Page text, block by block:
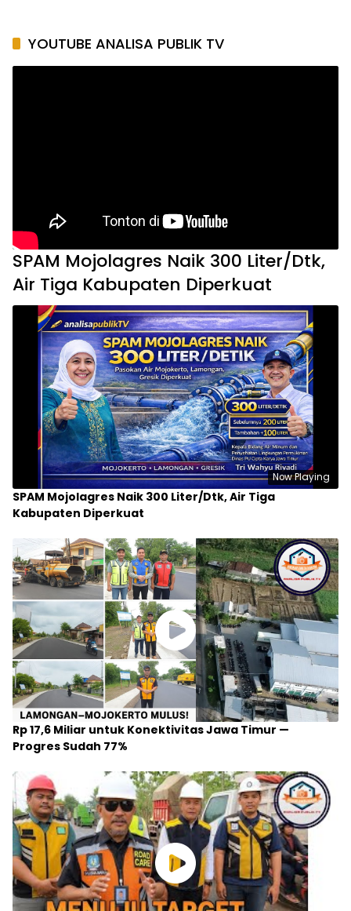
YOUTUBE ANALISA PUBLIK TV
SPAM Mojolagres Naik 300 Liter/Dtk,
Air Tiga Kabupaten Diperkuat
Now Playing
SPAM Mojolagres Naik 300 Liter/Dtk, Air Tiga
Kabupaten Diperkuat
Rp 17,6 Miliar untuk Konektivitas Jawa Timur —
Progres Sudah 77%